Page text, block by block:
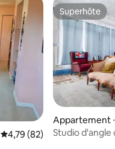
Évaluation moyenne sur la
4,79 (82)
Superhôte
Superhôte
Appartement
Studio